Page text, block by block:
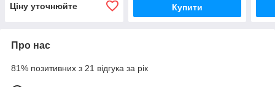
Ціну уточнюйте Купити
Про нас
81% позитивних з 21 відгука за рік